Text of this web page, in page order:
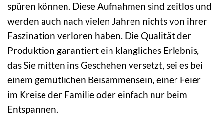
spüren können. Diese Aufnahmen sind zeitlos und
werden auch nach vielen Jahren nichts von ihrer
Faszination verloren haben. Die Qualität der
Produktion garantiert ein klangliches Erlebnis,
das Sie mitten ins Geschehen versetzt, sei es bei
einem gemütlichen Beisammensein, einer Feier
im Kreise der Familie oder einfach nur beim
Entspannen.